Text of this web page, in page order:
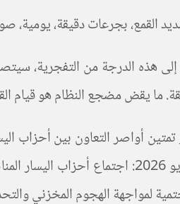
القمع، بجرعات دقيقة،
هذه الدرجة من التفجرية،
ما يقض مضجع النظام هو قيام
أواصر التعاون بين أحزاب
المشترك بين حزبي فيدرالية اليسار الديمقراطي والنهج
لمواجهة الهجوم المخزني